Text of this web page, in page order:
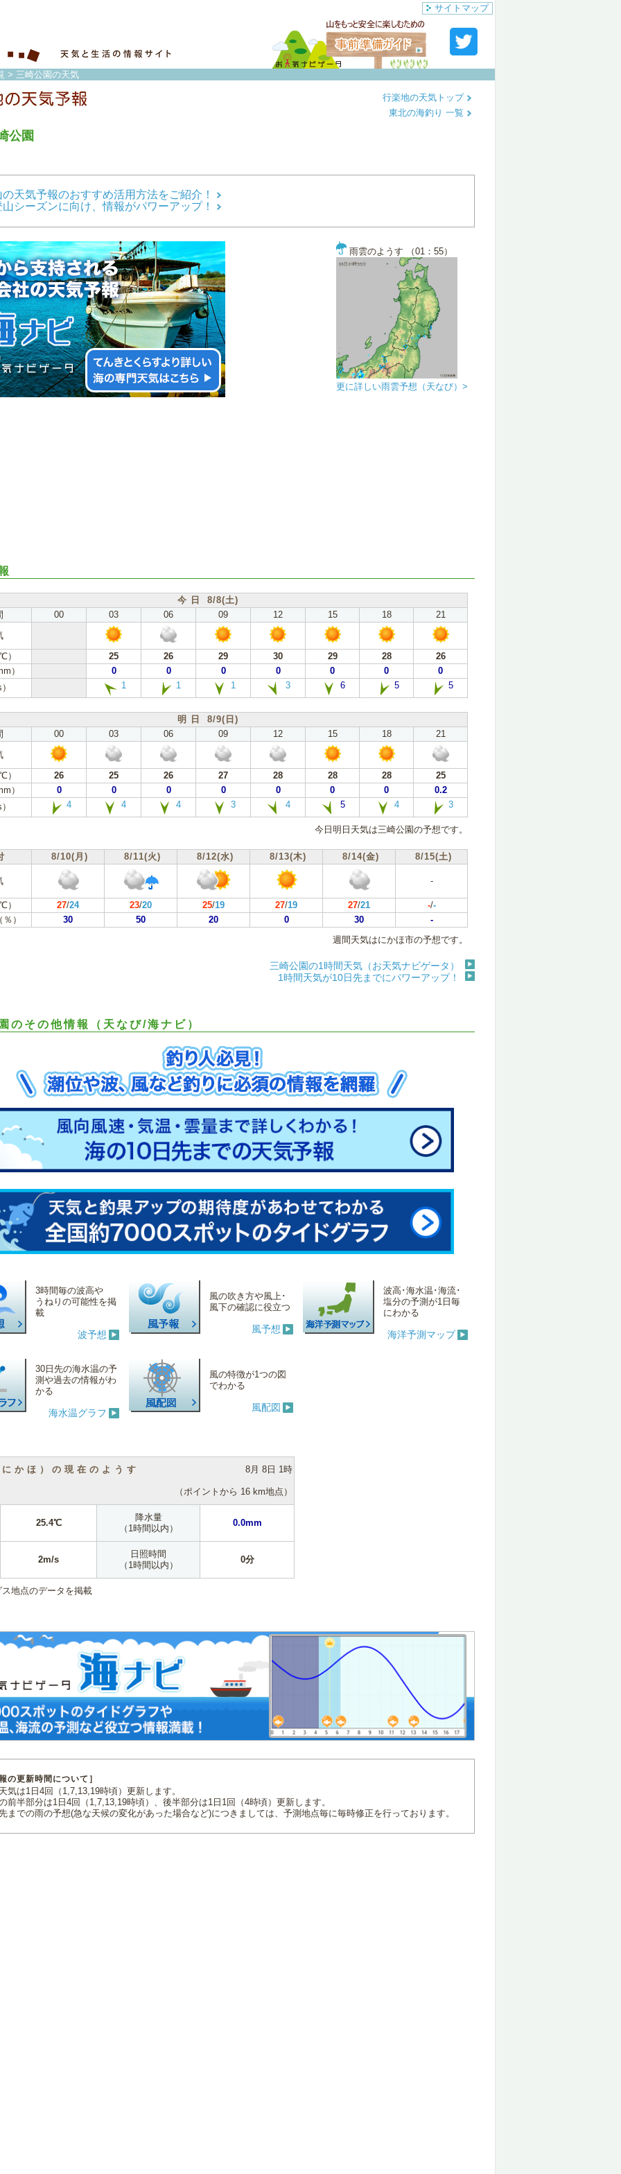
サイトマップ
> 三崎公園の天気
公園
行楽地の天気トップ
東北の海釣り 一覧
天気予報のおすすめ活用方法をご紹介！
シーズンに向け、情報がパワーアップ！
雨雲のようす （01：55）
更に詳しい雨雲予想（天なび）>
今 日 8/8(土)
00 03 06 09 12 15 18
21
25 26 29 30 29 28
26
）
0 0 0 0 0 0
0
1 1 1 3 6 5 5
明 日 8/9(日)
00 03 06 09 12 15 18
21
26 25 26 27 28 28 28
25
）
0 0 0 0 0 0 0
0.2
4 4 4 3 4 5 4 3
今日明日天気は三崎公園の予想です。
8/10(月) 8/11(火) 8/12(水) 8/13(木) 8/14(金) 8/15(土)
-
27/24 23/20 25/19 27/19 27/21 -/-
）
30 50 20 0 30
-
週間天気はにかほ市の予想です。
三崎公園の1時間天気（お天気ナビゲータ）
1時間天気が10日先までにパワーアップ！
のその他情報（天なび/海ナビ）
3時間毎の波高や
うねりの可能性を掲
載
波予想
風の吹き方や風上･
風下の確認に役立つ
風予想
波高･海水温･海流･
塩分の予測が1日毎
にわかる
海洋予測マップ
30日先の海水温の予
測や過去の情報がわ
かる
海水温グラフ
風の特徴が1つの図
でわかる
風配図
かほ）の現在のようす 8月 8日 1時
（ポイントから 16 km地点）
25.4℃
降水量
（1時間以内）
0.0mm
2m/s
日照時間
（1時間以内）
0分
地点のデータを掲載
の更新時間について］
気は1日4回（1,7,13,19時頃）更新します。
前半部分は1日4回（1,7,13,19時頃）、後半部分は1日1回（4時頃）更新します。
までの雨の予想(急な天候の変化があった場合など)につきましては、予測地点毎に毎時修正を行っております。